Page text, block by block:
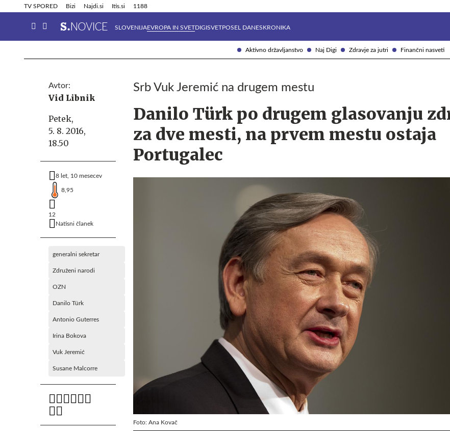
Aktivno državljanstvo Naj Digi Zdravje za jutri Finančni nasveti
TV SPORED Bizi Najdi.si Itis.si 1188
SLOVENIJAEVROPA IN SVETDIGISVETPOSEL DANESKRONIKA
Info in obvestila Tehnik
Avtor:
Vid Libnik
Petek,
5. 8. 2016,
18.50
8 let, 10 mesecev
8,95
12
Natisni članek
generalni sekretar
Združeni narodi
OZN
Danilo Türk
Antonio Guterres
Irina Bokova
Vuk Jeremić
Susane Malcorre
Srb Vuk Jeremić na drugem mestu
Danilo Türk po drugem glasovanju
za dve mesti, na prvem mestu ostaja
Portugalec
Foto: Ana Kovač